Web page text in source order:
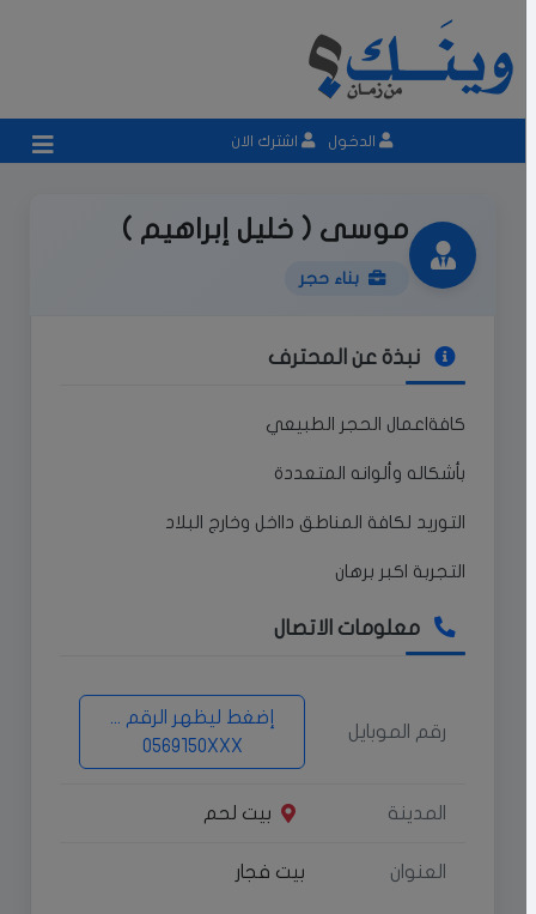
الدخول اشترك الان
موسى ( خليل إبراهيم )
بناء حجر
نبذة عن المحترف
كافةاعمال الحجر الطبيعي
بأشكاله وألوانه المتعددة
التوريد لكافة المناطق دااخل وخارج البلاد
التجربة اكبر برهان
معلومات الاتصال
رقم الموبايل
إضغط ليظهر الرقم ...
0569150XXX
المدينة بيت لحم
العنوان بيت فجار